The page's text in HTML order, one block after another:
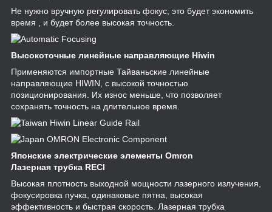
Не нужно вручную регулировать фокус, это будет экономить
время , и будет более высокая точность.
Высокоточные линейные направляющие Hiwin
Применяются импортные Тайваньские линейные
направляющие HIWIN, с высокой точностью
позиционирования. Их износ меньше, что позволяет
сохранять точность на длительное время.
Японские электрические элементы Omron
Лазерная трубка RECI
Высокая плотность выходной мощности лазерного излучения,
фокусировка пучка, одинаковые пятна, высокая
эффективность и быстрая скорость. Лазерная трубка